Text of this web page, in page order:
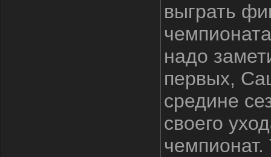
выграть
надо
первых,
средине
своего